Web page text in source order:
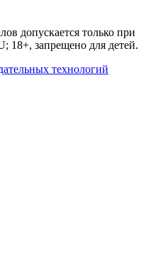
допускается только при
18+, запрещено для детей.
технологий